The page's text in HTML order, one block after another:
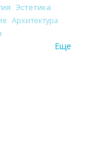
Эстетика
Архитектура
Еще